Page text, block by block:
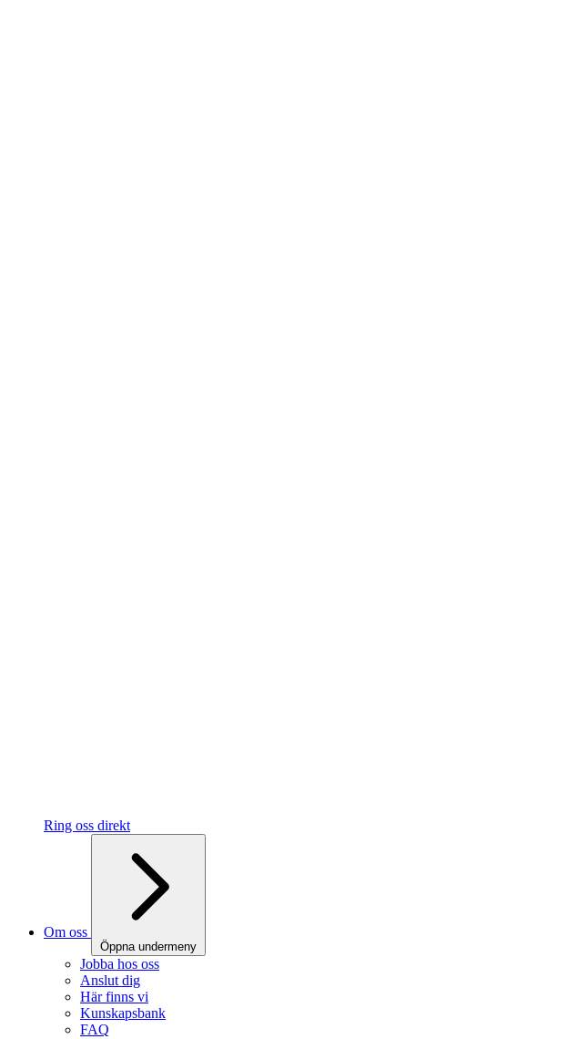
Ring oss direkt
Om oss
Öppna undermeny
Jobba hos oss
Anslut dig
Här finns vi
Kunskapsbank
FAQ